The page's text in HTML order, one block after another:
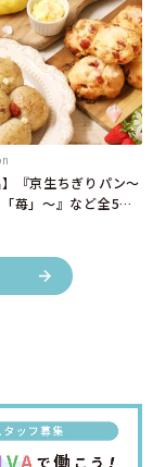
】『京生ちぎりパン～
苺」～』など全5商